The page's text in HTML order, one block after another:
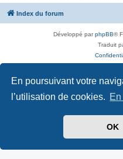
En poursuivant votre
l’utilisation de cookies.
OK
Index du forum
Développé parphpBB®
Traduit